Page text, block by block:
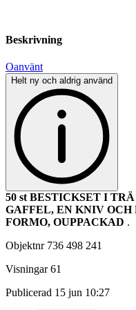
Beskrivning
Oanvänt
Helt ny och aldrig använd
50 st BESTICKSET I
GAFFEL, EN KNIV OCH
FORMO, OUPPACKAD .
Objektnr 736 498 241
Visningar 61
Publicerad 15 jun 10:27